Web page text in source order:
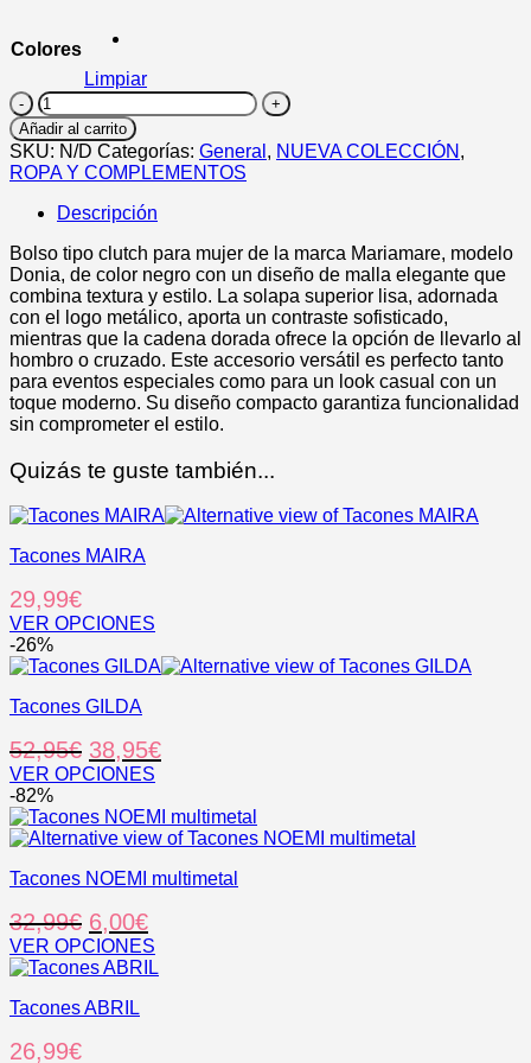
era:
29,99€.
Colores
Limpiar
DONIA
cantidad
Añadir al carrito
SKU: N/D Categorías: General , NUEVA COLECCIÓN ,
ROPA Y COMPLEMENTOS
Descripción
Bolso tipo clutch para mujer de la marca Mariamare, modelo
Donia, de color negro con un diseño de malla elegante que
combina textura y estilo. La solapa superior lisa, adornada
con el logo metálico, aporta un contraste sofisticado,
mientras que la cadena dorada ofrece la opción de llevarlo al
hombro o cruzado. Este accesorio versátil es perfecto tanto
para eventos especiales como para un look casual con un
toque moderno. Su diseño compacto garantiza funcionalidad
sin comprometer el estilo.
Quizás te guste también...
Tacones MAIRA
29,99€
VER OPCIONES
Este
producto
múltiples
Las
opciones
se
pueden
elegir
la
de
producto
-26%
Tacones GILDA
52,95€ El
precio
original
era:
38,95€El
actual
es:
VER OPCIONES
Este
producto
tiene
variantes.
opciones
se
pueden
en
página
-82%
Tacones NOEMI multimetal
32,99€ El
precio
original
era:
6,00€El
precio
actual
VER OPCIONES
Este
tiene
variantes.
Tacones ABRIL
26,99€